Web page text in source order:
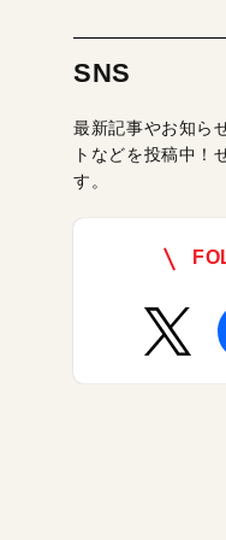
SNS
最新記事やお知ら
トなどを投稿中！
す。